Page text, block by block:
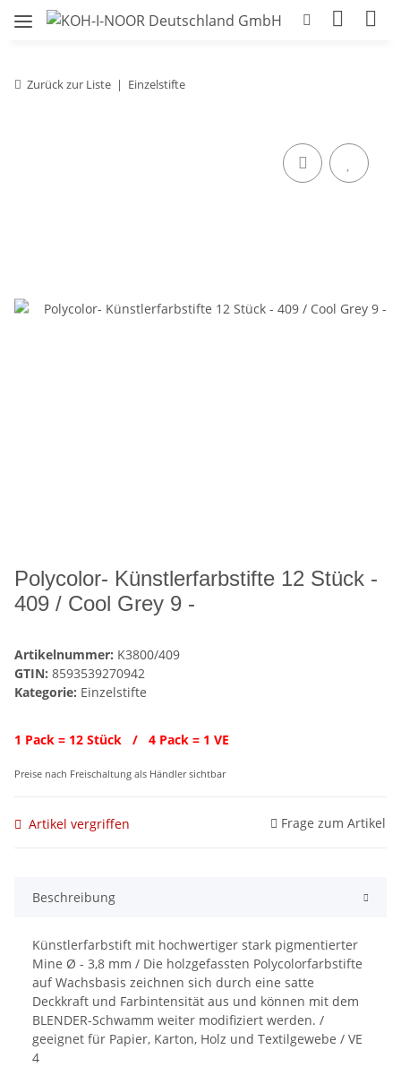
Zurück zur Liste Einzelstifte
Polycolor- Künstlerfarbstifte 12 Stück -
409 / Cool Grey 9 -
Artikelnummer: K3800/409
GTIN: 8593539270942
Kategorie: Einzelstifte
1 Pack = 12 Stück / 4 Pack = 1 VE
Preise nach Freischaltung als Händler sichtbar
Artikel vergriffen Frage zum Artikel
Beschreibung
Künstlerfarbstift mit hochwertiger stark pigmentierter
Mine Ø - 3,8 mm / Die holzgefassten Polycolorfarbstifte
auf Wachsbasis zeichnen sich durch eine satte
Deckkraft und Farbintensität aus und können mit dem
BLENDER-Schwamm weiter modifiziert werden. /
geeignet für Papier, Karton, Holz und Textilgewebe / VE
4